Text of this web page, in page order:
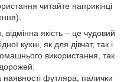
читайте наприкінці
якість – це чудовий
кухні, як для дівчат, так і
використання, так
наявності футляра, палички